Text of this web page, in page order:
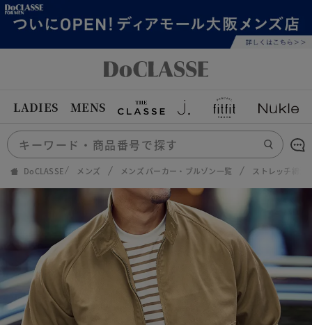
LADIES MENS
DoCLASSE メンズ メンズ パーカー・ブルゾン一覧 ストレッチ綿混